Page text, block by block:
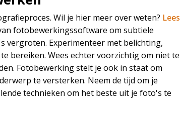
Wil je hier meer over weten? Lees
fotobewerkingssoftware om subtiele
vergroten. Experimenteer met belichting,
bereiken. Wees echter voorzichtig om niet te
Fotobewerking stelt je ook in staat om
te versterken. Neem de tijd om je
technieken om het beste uit je foto's te